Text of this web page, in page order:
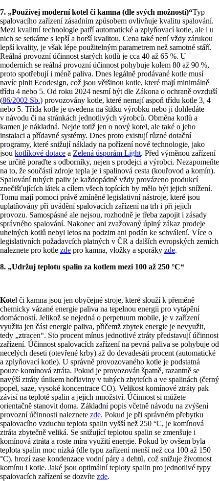
7. „Používej moderní kotel či kamna (dle svých možností)“Typ
spalovacího zařízení zásadním způsobem ovlivňuje kvalitu spalování.
Mezi kvalitní technologie patří automatické a zplyňovací kotle, ale i u
nich se setkáme s lepší a horší kvalitou. Cena také není vždy zárukou
lepší kvality, je však lépe použitelným parametrem než samotné stáří.
Reálná provozní účinnost starých kotlů je cca 40 až 65 %. U
moderních se reálná provozní účinnost pohybuje kolem 80 až 90 %,
proto spotřebují i méně paliva. Dnes legálně prodávané kotle musí
navíc plnit Ecodesign, což jsou většinou kotle, které mají minimálně
třídu 4 nebo 5. Od roku 2024 nesmí být dle Zákona o ochraně ovzduší
(86/2002 Sb.) provozovány kotle, které nemají aspoň třídu kotle 3, 4
nebo 5. Třída kotle je uvedena na štítku výrobku nebo ji dohledáte
v návodu či na stránkách jednotlivých výrobců. Obměna kotlů a
kamen je nákladná. Nejde totiž jen o nový kotel, ale také o jeho
instalaci a přídavné systémy. Dnes proto existují různé dotační
programy, které snižují náklady na pořízení nové technologie, jako
jsou kotlíkové dotace a Zelená úsporám Light. Před výměnou zařízení
se určitě poraďte s odborníky, nejen s prodejci a výrobci. Nezapomeňte
na to, že součástí zdroje tepla je i spalinová cesta (kouřovod a komín).
Spalování tuhých paliv je každopádně vždy provázeno produkcí
znečišťujících látek a cílem všech topících by mělo být jejich snížení.
Tomu mají pomoci právě zmíněné legislativní nástroje, které jsou
uplatňovány při uvádění spalovacích zařízení na trh i při jejich
provozu. Samospásné ale nejsou, rozhodně je třeba zapojit i zásady
správného spalování. Nakonec ani zvažovaný úplný zákaz prodeje
uhelných kotlů nebyl letos na podzim ani podán ke schválení. Více o
legislativních požadavcích platných v ČR a dalších evropských zemích
naleznete pro kotle zde pro kamna, vložky a sporáky zde.
8. „Udržuj teplotu spalin za kotlem mezi 100 až 250 °C“
Kotel či kamna jsou jen obyčejné stroje, které slouží k přeměně
chemicky vázané energie paliva na tepelnou energii pro vytápění
domácností. Jelikož se nejedná o perpetuum mobile, je v zařízení
využita jen část energie paliva, přičemž zbytek energie je nevyužit,
tedy „ztracen“. Sto procent mínus jednotlivé ztráty představují účinnost
zařízení. Účinnost spalovacích zařízení na pevná paliva se pohybuje od
necelých deseti (otevřené krby) až do devadesáti procent (automatické
a zplyňovací kotle). U správně provozovaného kotle je podstatná
pouze komínová ztráta. Pokud je provozován špatně, razantně se
navýší ztráty únikem hořlaviny v tuhých zbytcích a ve spalinách (černý
popel, saze, vysoké koncentrace CO). Velikost komínové ztráty pak
závisí na teplotě spalin a jejich množství. Účinnost si můžete
orientačně stanovit doma. Základní popis včetně návodu na zvýšení
provozní účinnosti naleznete zde. Pokud je při správném přebytku
spalovacího vzduchu teplota spalin vyšší než 250 °C, je komínová
ztráta zbytečně veliká. Se snižující teplotou spalin se zmenšuje i
komínová ztráta a roste míra využití energie. Pokud by ovšem byla
teplota spalin moc nízká (dle typu zařízení menší než cca 100 až 150
°C), hrozí zase kondenzace vodní páry a dehtů, což snižuje životnost
komínu i kotle. Jaké jsou optimální teploty spalin pro jednotlivé typy
spalovacích zařízení se dozvíte zde.